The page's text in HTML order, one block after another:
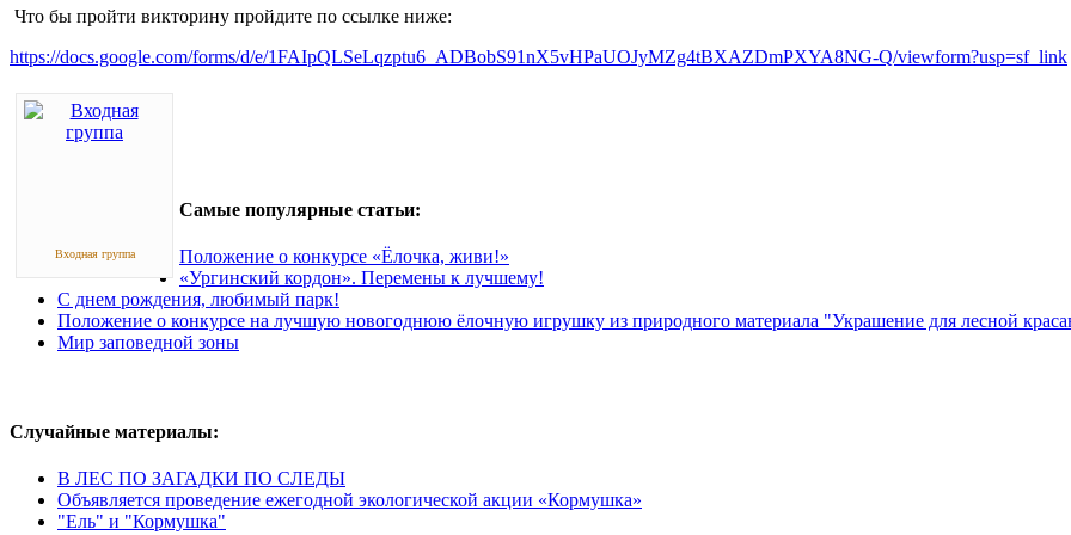
Что бы пройти викторину пройдите по ссылке ниже:
https://docs.google.com/forms/d/e/1FAIpQLSeLqzptu6_ADBobS91nX5vHPaUOJyMZg4tBXAZDmPXYA8NG-Q/viewform?usp=sf_link
Входная группа
Самые популярные статьи:
Положение о конкурсе «Ёлочка, живи!»
«Ургинский кордон». Перемены к лучшему!
С днем рождения, любимый парк!
Положение о конкурсе на лучшую новогоднюю ёлочную игрушку из природного материала "Украшение для лесной
Мир заповедной зоны
Случайные материалы:
В ЛЕС ПО ЗАГАДКИ ПО СЛЕДЫ
Объявляется проведение ежегодной экологической акции «Кормушка»
"Ель" и "Кормушка"